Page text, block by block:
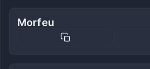
Morfeu